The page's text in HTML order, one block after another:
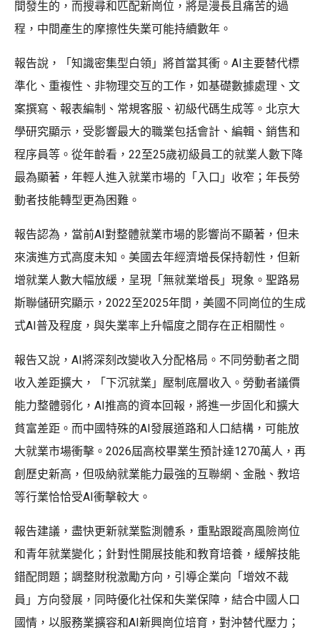
間發生的，而搜尋和匹配新崗位，將是漫長且痛苦的過
程，中間產生的摩擦性失業可能持續數年。
報告說，「知識密集型白領」將首當其衝。AI主要替代標
準化、重複性、非物理交互的工作，如基礎數據處理、文
案撰寫、報表編制、常規客服、初級代碼生成等。北京大
學研究顯示，受影響最大的職業包括會計、編輯、銷售和
程序員等。從年齡看，22至25歲初級員工的就業人數下降
最為顯著，年輕人進入就業市場的「入口」收窄；年長勞
動者技能轉型更為困難。
報告認為，當前AI對整體就業市場的影響尚不顯著，但未
來演進方式高度未知。美國去年經濟增長保持韌性，但新
增就業人數大幅放緩，呈現「無就業增長」現象。聖路易
斯聯儲研究顯示，2022至2025年間，美國不同崗位的生成
式AI普及程度，與失業率上升幅度之間存在正相關性。
報告又說，AI將深刻改變收入分配格局。不同勞動者之間
收入差距擴大，「下沉就業」壓制底層收入。勞動者議價
能力整體弱化，AI推高的資本回報，將進一步固化和擴大
貧富差距。而中國特殊的AI發展道路和人口結構，可能放
大就業市場衝擊。2026屆高校畢業生預計達1270萬人，再
創歷史新高，但吸納就業能力最強的互聯網、金融、教培
等行業恰恰受AI衝擊較大。
報告建議，盡快更新就業監測體系，重點跟蹤高風險崗位
和青年就業變化；針對性開展技能和教育培養，緩解技能
錯配問題；調整財稅激勵方向，引導企業向「增效不裁
員」方向發展，同時優化社保和失業保障，結合中國人口
國情，以服務業擴容和AI新興崗位培育，對沖替代壓力；